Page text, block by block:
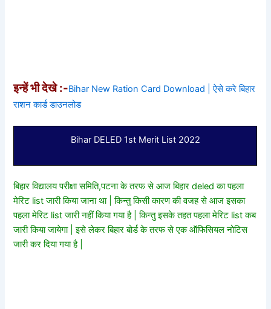
इन्हें भी देखे :-Bihar New Ration Card Download | ऐसे करे बिहार
राशन कार्ड डाउनलोड
Bihar DELED 1st Merit List 2022
बिहार विद्यालय परीक्षा समिति,पटना के तरफ से आज बिहार deled का पहला
मेरिट list जारी किया जाना था | किन्तु किसी कारण की वजह से आज इसका
पहला मेरिट list जारी नहीं किया गया है | किन्तु इसके तहत पहला मेरिट list कब
जारी किया जायेगा | इसे लेकर बिहार बोर्ड के तरफ से एक ऑफिसियल नोटिस
जारी कर दिया गया है |